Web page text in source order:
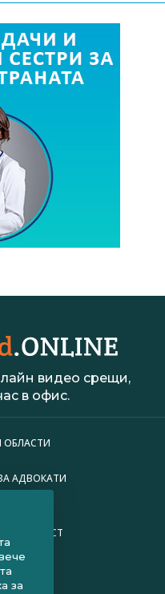
видео срещи,
в офис.
ОБЛАСТИ
АДВОКАТИ
за